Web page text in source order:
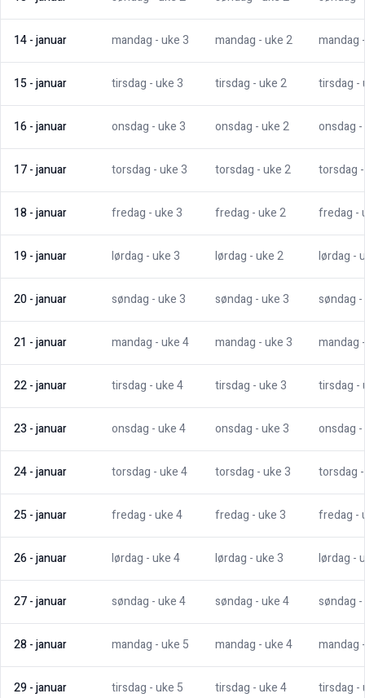
14-januar mandag - uke3 mandag - uke2 mandag
15-januar tirsdag - uke3 tirsdag - uke2 tirsdag -
16-januar onsdag - uke3 onsdag - uke2 onsdag
17-januar torsdag - uke3 torsdag - uke2 torsdag
18-januar fredag - uke3 fredag - uke2 fredag -
19-januar lørdag - uke3 lørdag - uke2 lørdag -
20-januar søndag - uke3 søndag - uke3 søndag
21 -januar mandag - uke4 mandag - uke3 mandag
22-januar tirsdag - uke4 tirsdag - uke3 tirsdag -
23 -januar onsdag - uke4 onsdag - uke3 onsdag
24-januar torsdag - uke4 torsdag - uke3 torsdag
25-januar fredag - uke4 fredag - uke3 fredag -
26-januar lørdag - uke4 lørdag - uke3 lørdag -
27-januar søndag - uke4 søndag - uke4 søndag
28-januar mandag - uke 5 mandag - uke4 mandag
29-januar tirsdag - uke 5 tirsdag - uke4 tirsdag -